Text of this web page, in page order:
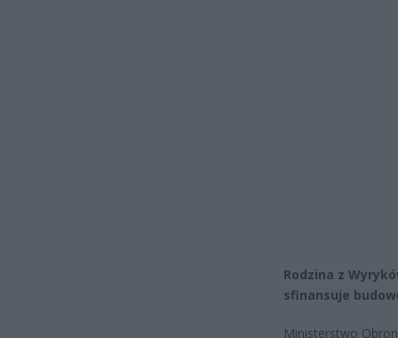
Rodzina z
sfinansuje
Ministerstwo